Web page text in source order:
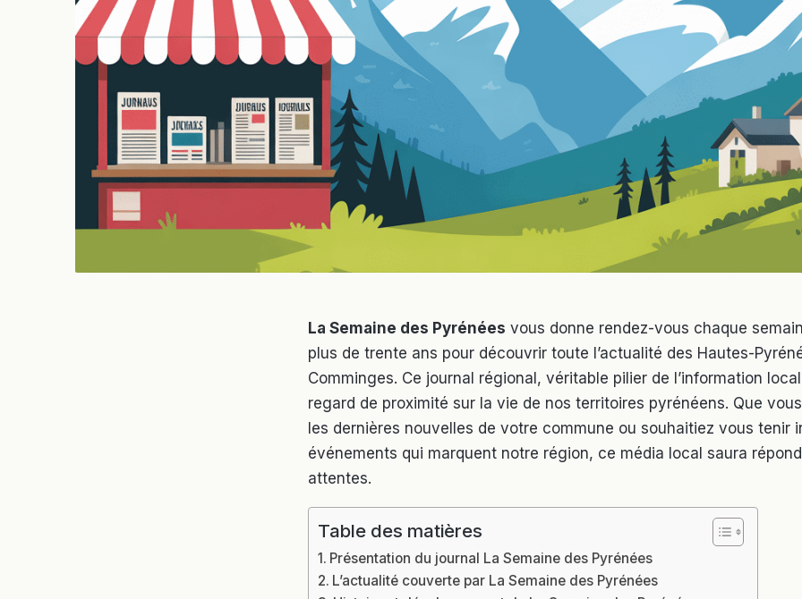
La Semaine des Pyrénées vous donne rendez-vous chaque
plus de trente ans pour découvrir toute l’actualité des Hautes-
Comminges. Ce journal régional, véritable pilier de l’information
regard de proximité sur la vie de nos territoires pyrénéens. Que
les dernières nouvelles de votre commune ou souhaitiez vous tenir
événements qui marquent notre région, ce média local saura
attentes.
Table des matières
Présentation du journal La Semaine des Pyrénées
L’actualité couverte par La Semaine des Pyrénées